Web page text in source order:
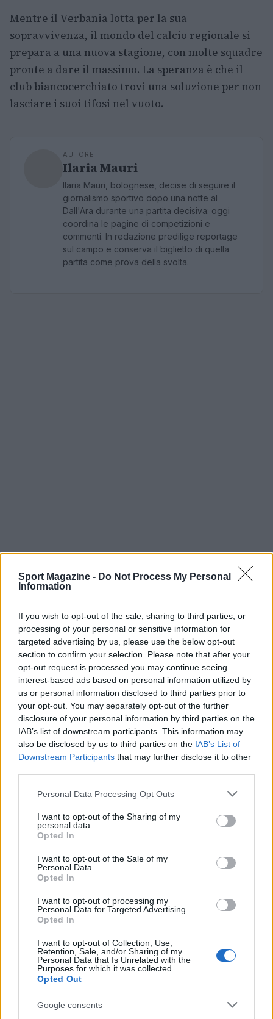
Sport Magazine - Do Not Process My Personal
Information
If you wish to opt-out of the sale, sharing to third parties, or
processing of your personal or sensitive information for
targeted advertising by us, please use the below opt-out
section to confirm your selection. Please note that after your
opt-out request is processed you may continue seeing
interest-based ads based on personal information utilized by
us or personal information disclosed to third parties prior to
your opt-out. You may separately opt-out of the further
disclosure of your personal information by third parties on the
IAB’s list of downstream participants. This information may
also be disclosed by us to third parties on the IAB’s List of
Downstream Participants that may further disclose it to other
Please note that this website/app uses one or more Google
not limited to your visit or usage behaviour. You may click to
grant or deny consent to Google and its third-party tags to
use your data for below specified purposes in below Google
consent section.
Personal Data Processing Opt Outs
I want to opt-out of the Sharing of my
personal data.
Opted In
I want to opt-out of the Sale of my
Personal Data.
Opted In
I want to opt-out of processing my
Personal Data for Targeted Advertising.
Opted In
I want to opt-out of Collection, Use,
Retention, Sale, and/or Sharing of my
Personal Data that Is Unrelated with the
Purposes for which it was collected.
Opted Out
Google consents
Mentre il Verbania lotta per la sua
sopravvivenza, il mondo del calcio regionale si
prepara a una nuova stagione, con molte squadre
pronte a dare il massimo. La speranza è che il
club biancocerchiato trovi una soluzione per non
lasciare i suoi tifosi nel vuoto.
AUTORE
Ilaria Mauri
Ilaria Mauri, bolognese, decise di seguire il
giornalismo sportivo dopo una notte al
Dall'Ara durante una partita decisiva: oggi
coordina le pagine di competizioni e
commenti. In redazione predilige reportage
sul campo e conserva il biglietto di quella
partita come prova della svolta.
Continua a leggere
Volley Prata e la sfida della Superlega: le parole di
Simone Di Tommaso
CALCIO
Svezia in pista a Saas-Fee: Hector e Nyberg pronte per
la nuova stagione